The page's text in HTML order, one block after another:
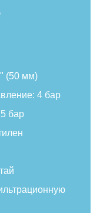
(50 мм)
4 бар
бар